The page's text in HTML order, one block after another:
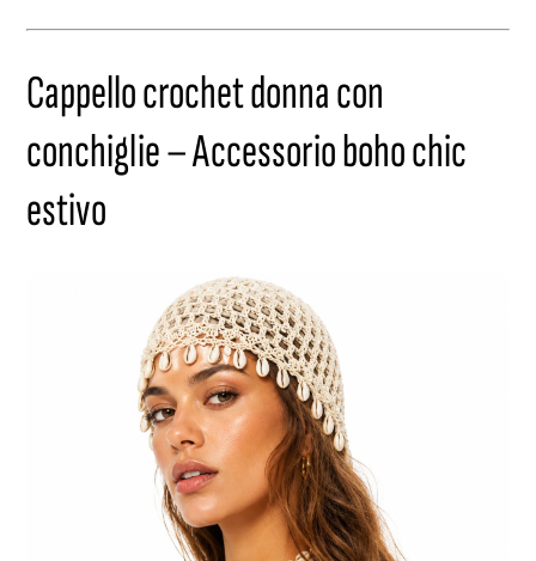
Cappello crochet donna con
conchiglie – Accessorio boho chic
estivo